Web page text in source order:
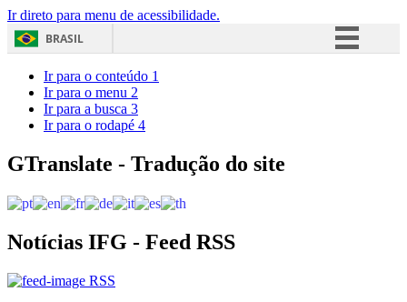
Ir direto para menu de acessibilidade.
BRASIL
Acesso à informação
Ir para o conteúdo 1
Ir para o menu 2
Ir para a busca 3
Ir para o rodapé 4
GTranslate - Tradução do site
Notícias IFG - Feed RSS
RSS